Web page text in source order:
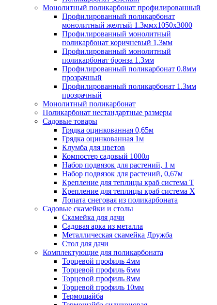
Монолитный поликарбонат профилированный
Профилированный поликарбонат
монолитный желтый 1.3ммх1050х3000
Профилированный монолитный
поликарбонат коричневый 1,3мм
Профилированный монолитный
поликарбонат бронза 1.3мм
Профилированный поликарбонат 0.8мм
прозрачный
Профилированный поликарбонат 1.3мм
прозрачный
Монолитный поликарбонат
Поликарбонат нестандартные размеры
Садовые товары
Грядка оцинкованная 0,65м
Грядка оцинкованная 1м
Клумба для цветов
Компостер садовый 1000л
Набор подвязок для растений, 1 м
Набор подвязок для растений, 0,67м
Крепление для теплицы краб система Т
Крепление для теплицы краб система Х
Лопата снеговая из поликарбоната
Садовые скамейки и столы
Скамейка для дачи
Садовая арка из металла
Металлическая скамейка Дружба
Стол для дачи
Комплектующие для поликарбоната
Торцевой профиль 4мм
Торцевой профиль 6мм
Торцевой профиль 8мм
Торцевой профиль 10мм
Термошайба